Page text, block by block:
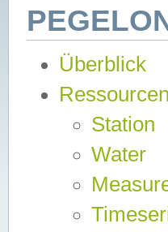
Überblick
Ressourcen
Station
Water